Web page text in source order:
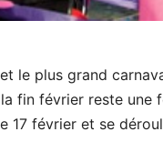
le plus grand
fin février reste une
17 février et se